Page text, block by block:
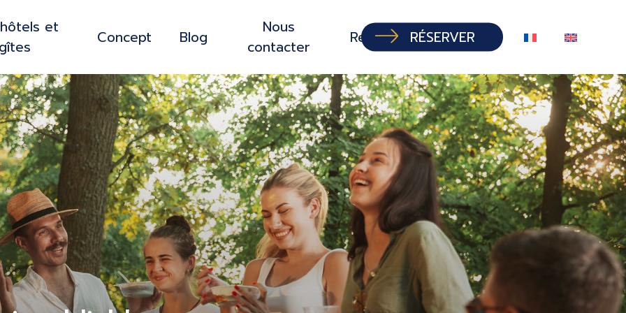
et
gîtes
Concept Blog
Nous
contacter
RecrutementRÉSERVER